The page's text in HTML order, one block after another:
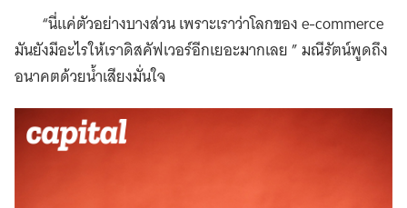
“นี่แค่ตัวอย่างบางส่วน เพราะเราว่าโลกของ e-commerce
มันยังมีอะไรให้เราดิสคัฟเวอร์อีกเยอะมากเลย ” มณีรัตน์พูดถึง
อนาคตด้วยน้ำเสียงมั่นใจ